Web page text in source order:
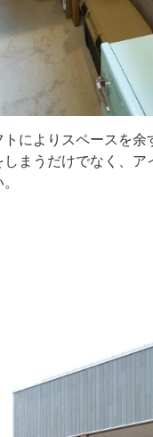
によりスペースを余
しまうだけでなく、ア